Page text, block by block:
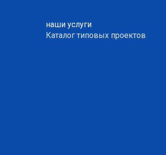
наши услуги
Каталог типовых проектов